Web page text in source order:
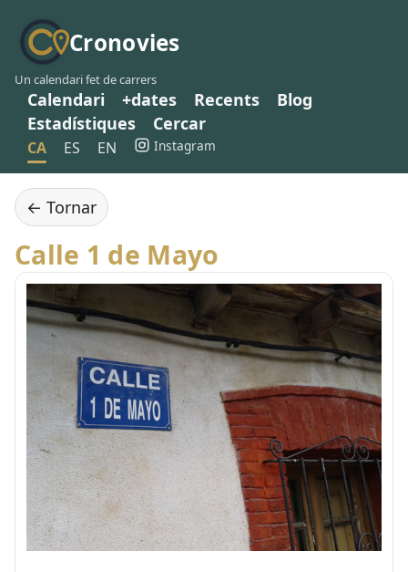
Cronovies
Un calendari fet de carrers
Calendari +dates Recents
Blog
Estadístiques
Cercar
CA ES EN Instagram
← Tornar
Calle 1 de Mayo